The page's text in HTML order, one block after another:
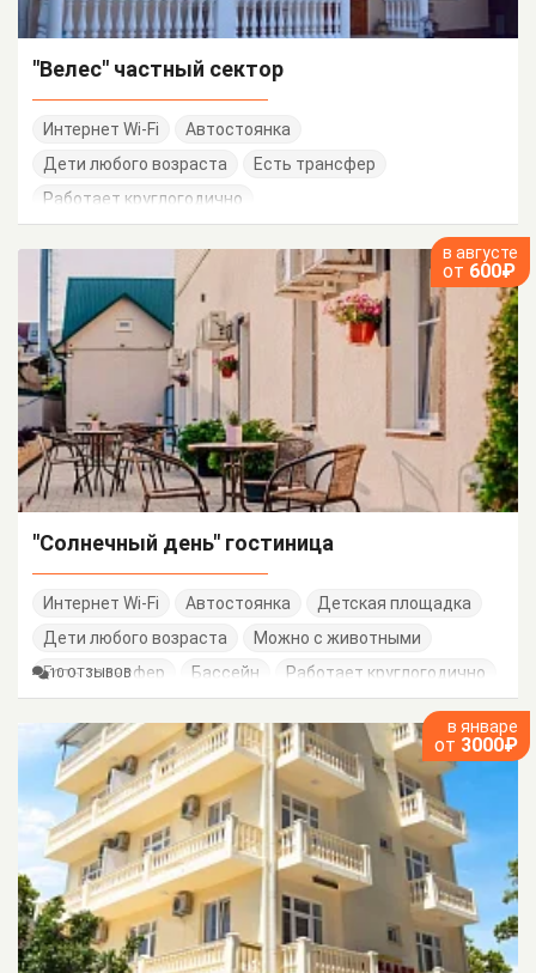
"Велес" частный сектор
Интернет Wi-Fi
Автостоянка
Дети любого возраста
Есть трансфер
Работает круглогодично
в августе
от 600₽
"Солнечный день" гостиница
Интернет Wi-Fi Автостоянка
Детская площадка
Дети любого возраста
Можно с животными
Есть трансфер
Бассейн
Работает круглогодично
10 ОТЗЫВОВ
в январе
от 3000₽